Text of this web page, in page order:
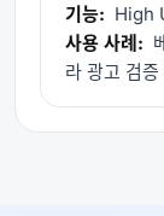
기능: High
사용 사례:
라 광고 검증